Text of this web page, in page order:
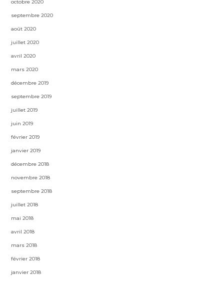
octobre 2020
septembre 2020
août 2020
juillet 2020
avril 2020
mars 2020
décembre 2019
septembre 2019
juillet 2019
juin 2019
février 2019
janvier 2019
décembre 2018
novembre 2018
septembre 2018
juillet 2018
mai 2018
avril 2018
mars 2018
février 2018
janvier 2018